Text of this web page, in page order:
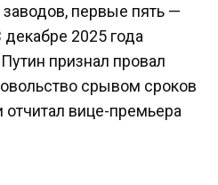
первые пять —
2025 года
признал провал
срывом сроков
отчитал вице-премьера